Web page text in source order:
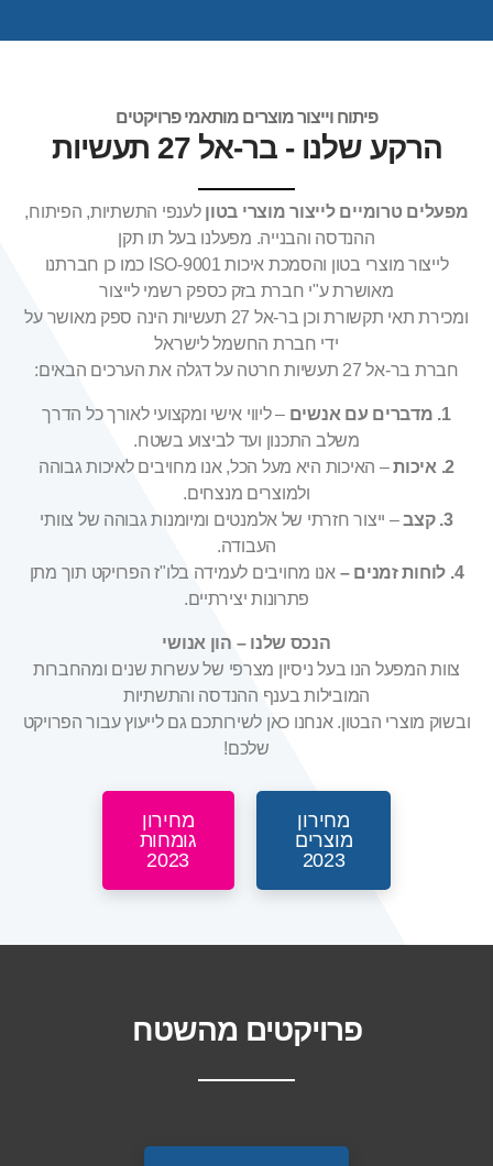
בטון לענפי התשתיות, הפיתוח ,
ההנדסה והבנייה
התקשרו עכשיו
פיתוח וייצור מוצרים מותאמי פרויקטים
הרקע שלנו - בר-אל 27 תעשיות
מפעלים טרומיים לייצור מוצרי בטון לענפי התשתיות, הפיתוח,
ההנדסה והבנייה. מפעלנו בעל תו תקן
לייצור מוצרי בטון והסמכת איכות 9001-ISO כמו כן חברתנו
מאושרת ע"י חברת בזק כספק רשמי לייצור
ומכירת תאי תקשורת וכן בר-אל 27 תעשיות הינה ספק מאושר על
ידי חברת החשמל לישראל
חברת בר-אל 27 תעשיות חרטה על דגלה את הערכים הבאים:
1. מדברים עם אנשים
– ליווי אישי ומקצועי לאורך כל הדרך
משלב התכנון ועד לביצוע בשטח.
2. איכות
– האיכות היא מעל הכל, אנו מחויבים לאיכות גבוהה
ולמוצרים מנצחים.
3. קצב
– ייצור חזרתי של אלמנטים ומיומנות גבוהה של צוותי
העבודה.
4. לוחות זמנים –
אנו מחויבים לעמידה בלו"ז הפרויקט תוך מתן
פתרונות יצירתיים.
הנכס שלנו – הון אנושי
צוות המפעל הנו בעל ניסיון מצרפי של עשרות שנים ומהחברות
המובילות בענף ההנדסה והתשתיות
ובשוק מוצרי הבטון. אנחנו כאן לשירותכם גם לייעוץ עבור הפרויקט
שלכם!
מחירון
מוצרים
2023
מחירון
גומחות
2023
פרויקטים מהשטח